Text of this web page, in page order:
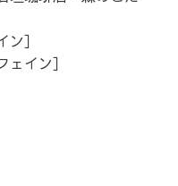
ン］
ェイン］